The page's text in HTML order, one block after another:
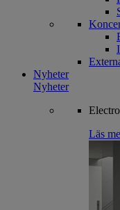
Nyheter
Nyheter
Läs